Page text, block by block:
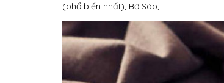
(phổ biến nhất), Bơ Sáp,…